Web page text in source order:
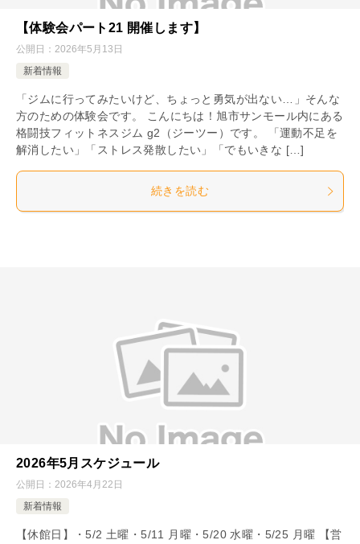
【体験会パート21 開催します】
公開日： 2026年5月13日
新着情報
「ジムに行ってみたいけど、ちょっと勇気が出ない…」そんな
方のための体験会です。 こんにちは！旭市サンモール内にある
格闘技フィットネスジム g2（ジーツー）です。 「運動不足を
解消したい」「ストレス発散したい」「でもいきな […]
続きを読む
2026年5月スケジュール
公開日： 2026年4月22日
新着情報
【休館日】・5/2 土曜・5/11 月曜・5/20 水曜・5/25 月曜 【営